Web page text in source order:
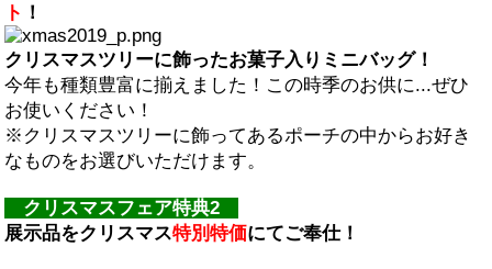
ト ！
クリスマスツリーに飾ったお菓子入りミニバッグ！
今年も種類豊富に揃えました！この時季のお供に...ぜひ
お使いください！
※クリスマスツリーに飾ってあるポーチの中からお好き
なものをお選びいただけます。
クリスマスフェア特典2
展示品をクリスマス特別特価にてご奉仕！